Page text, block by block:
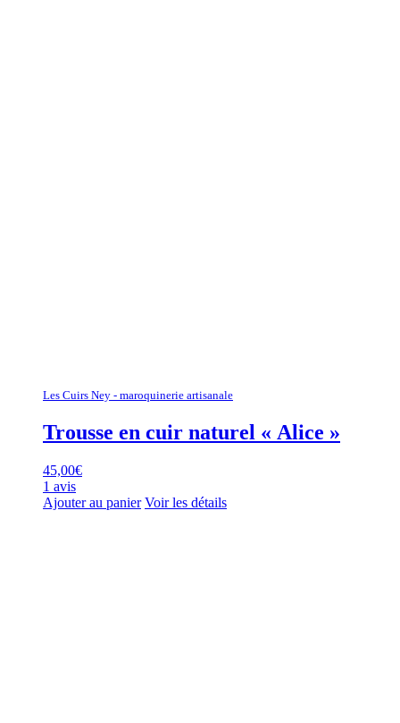
Les Cuirs Ney - maroquinerie artisanale
Trousse en cuir naturel « Alice »
45,00€
1 avis
Ajouter au panier Voir les détails